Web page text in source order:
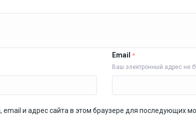
Email *
Ваш электронный адрес не
email и адрес сайта в этом браузере для последующих